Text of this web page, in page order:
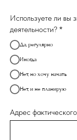
Используете ли вы
деятельности? *
Да, регулярно
Иногда
Нет, но хочу начать
Нет, и не планирую
Адрес